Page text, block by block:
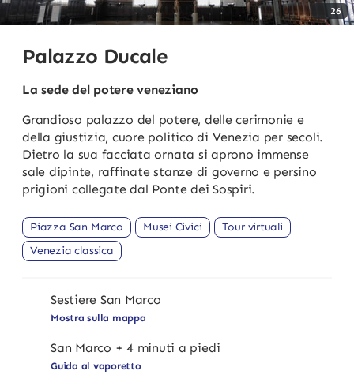
26
Palazzo Ducale
La sede del potere veneziano
Grandioso palazzo del potere, delle cerimonie e
della giustizia, cuore politico di Venezia per secoli.
Dietro la sua facciata ornata si aprono immense
sale dipinte, raffinate stanze di governo e persino
prigioni collegate dal Ponte dei Sospiri.
Piazza San Marco Musei Civici
Tour virtuali
Venezia classica
Sestiere San Marco
Mostra sulla mappa
San Marco + 4 minuti a piedi
Guida al vaporetto